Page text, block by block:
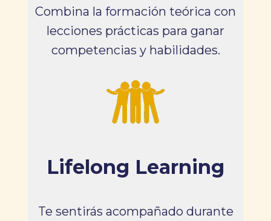
Combina la formación teórica con
lecciones prácticas para ganar
competencias y habilidades.
Lifelong Learning
Te sentirás acompañado durante